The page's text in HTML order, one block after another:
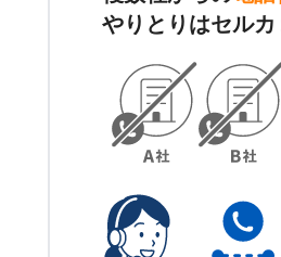
やりとりはセル